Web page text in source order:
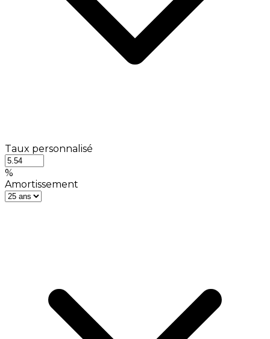
Taux personnalisé
%
Amortissement